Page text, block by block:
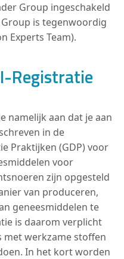
Group ingeschakeld
is tegenwoordig
Experts Team).
Registratie
namelijk aan dat je aan
in de
Praktijken (GDP) voor
voor
zijn opgesteld
van produceren,
geneesmiddelen te
is daarom verplicht
met werkzame stoffen
In het kort worden